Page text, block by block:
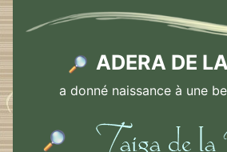
ADERA DE
a donné naissance à une